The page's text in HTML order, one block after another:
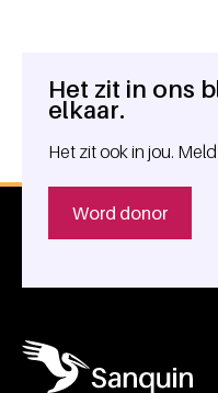
Algemene
Het zit in ons
elkaar.
Het zit ook in jou.
Word donor